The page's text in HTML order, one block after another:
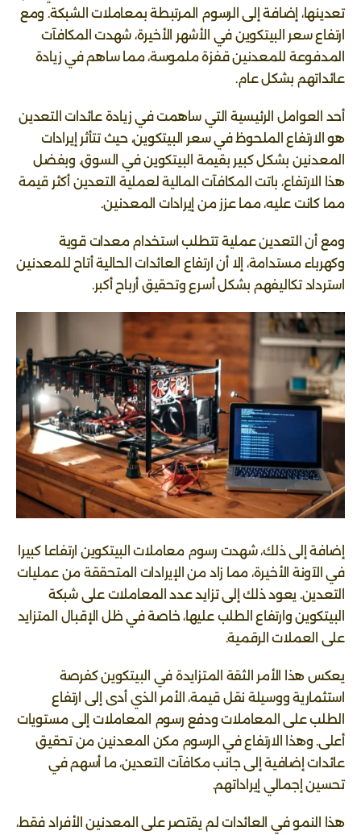
تعدينها، إضافة إلى الرسوم المرتبطة بمعاملات الشبكة. ومع
ارتفاع سعر البيتكوين في الأشهر الأخيرة، شهدت المكافآت
المدفوعة للمعدنين قفزة ملموسة، مما ساهم في زيادة
عائداتهم بشكل عام.
أحد العوامل الرئيسية التي ساهمت في زيادة عائدات التعدين
هو الارتفاع الملحوظ في سعر البيتكوين، حيث تتأثر إيرادات
المعدنين بشكل كبير بقيمة البيتكوين في السوق. وبفضل
هذا الارتفاع، باتت المكافآت المالية لعملية التعدين أكثر قيمة
مما كانت عليه، مما عزز من إيرادات المعدنين.
ومع أن التعدين عملية تتطلب استخدام معدات قوية
وكهرباء مستدامة، إلا أن ارتفاع العائدات الحالية أتاح للمعدنين
استرداد تكاليفهم بشكل أسرع وتحقيق أرباح أكبر.
إضافة إلى ذلك، شهدت رسوم معاملات البيتكوين ارتفاعا كبيرا
في الآونة الأخيرة، مما زاد من الإيرادات المتحققة من عمليات
التعدين. يعود ذلك إلى تزايد عدد المعاملات على شبكة
البيتكوين وارتفاع الطلب عليها، خاصة في ظل الإقبال المتزايد
على العملات الرقمية.
يعكس هذا الأمر الثقة المتزايدة في البيتكوين كفرصة
استثمارية ووسيلة نقل قيمة، الأمر الذي أدى إلى ارتفاع
الطلب على المعاملات ودفع رسوم المعاملات إلى مستويات
أعلى. وهذا الارتفاع في الرسوم مكن المعدنين من تحقيق
عائدات إضافية إلى جانب مكافآت التعدين، ما أسهم في
تحسين إجمالي إيراداتهم.
هذا النمو في العائدات لم يقتصر على المعدنين الأفراد فقط،